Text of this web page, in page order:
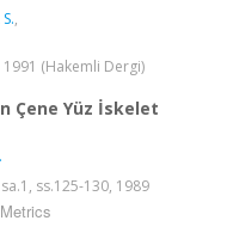
,
1991 (Hakemli Dergi)
Çene Yüz İskelet
ss.125-130, 1989